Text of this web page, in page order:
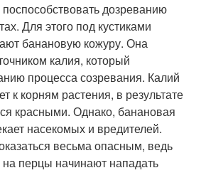
дозреванию
Для этого под кустиками
банановую кожуру. Она
калия, который
процесса созревания. Калий
к корням растения, в результате
красными. Однако, банановая
насекомых и вредителей.
весьма опасным, ведь
на перцы начинают нападать